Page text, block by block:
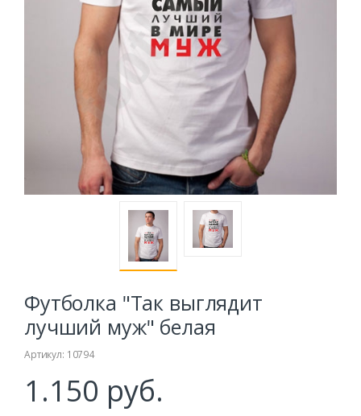
Футболка "Так выглядит
лучший муж" белая
Артикул: 10794
1.150 руб.